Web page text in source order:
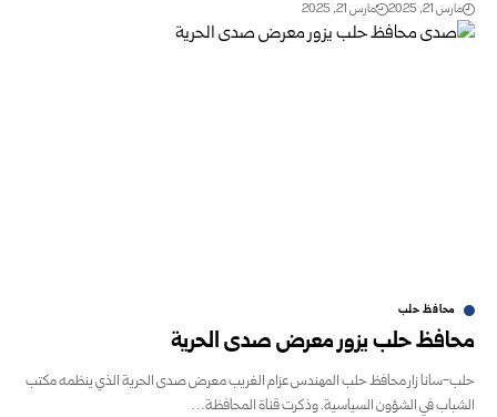
مارس 21, 2025 مارس 21, 2025
محافظ حلب
محافظ حلب يزور معرض صدى الحرية
حلب-سانا زار محافظ حلب المهندس عزام الغريب معرض صدى الحرية الذي ينظمه مكتب
الشباب في الشؤون السياسية. وذكرت قناة المحافظة…